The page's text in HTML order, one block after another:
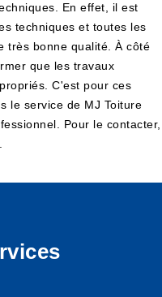
En effet, il est
techniques et toutes les
très bonne qualité. À côté
que les travaux
C'est pour ces
le service de MJ Toiture
Pour le contacter,